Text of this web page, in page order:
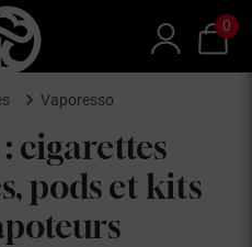
0
Vaporesso
cigarettes
pods et kits